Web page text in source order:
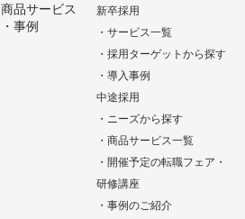
商品サービス
・事例
新卒採用
・サービス一覧
・採用ターゲットから探す
・導入事例
中途採用
・ニーズから探す
・商品サービス一覧
・開催予定の転職フェア・
研修講座
・事例のご紹介